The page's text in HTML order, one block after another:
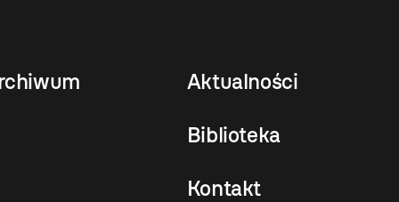
Aktualności
Biblioteka
Kontakt